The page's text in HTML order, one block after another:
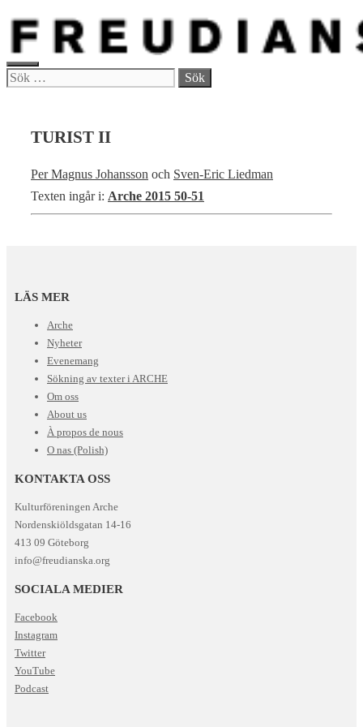
Hoppa
innehåll
MENY
Sök
TURIST II
Per Magnus Johansson och Sven-Eric Liedman
Texten ingår i: Arche 2015 50-51
LÄS MER
Arche
Nyheter
Evenemang
Sökning av texter i ARCHE
Om oss
About us
À propos de nous
O nas (Polish)
KONTAKTA OSS
Kulturföreningen Arche
Nordenskiöldsgatan 14-16
413 09 Göteborg
info@freudianska.org
SOCIALA MEDIER
Facebook
Instagram
Twitter
YouTube
Podcast